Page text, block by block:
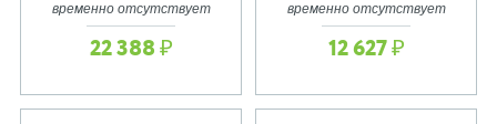
временно отсутствует
22 388 ₽
временно отсутствует
12 627 ₽